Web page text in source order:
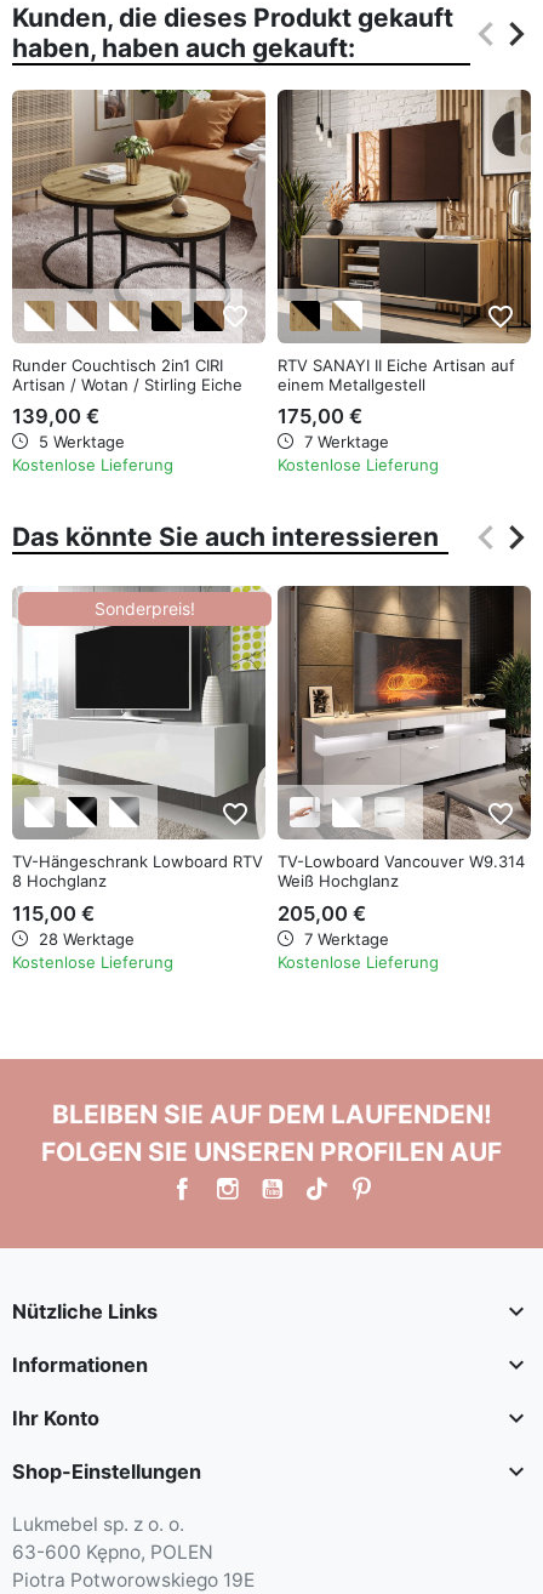
Kunden, die dieses Produkt gekauft
haben, haben auch gekauft:
keyboard_arrow_left
keyboard_arrow_right
favorite_border
Runder Couchtisch 2in1 CIRI
Artisan / Wotan / Stirling Eiche
139,00 €
5 Werktage
Kostenlose Lieferung
favorite_border
RTV SANAYI II Eiche Artisan auf
einem Metallgestell
175,00 €
7 Werktage
Kostenlose Lieferung
Das könnte Sie auch interessieren keyboard_arrow_left
keyboard_arrow_right
Sonderpreis!
favorite_border
TV-Hängeschrank Lowboard RTV
8 Hochglanz
115,00 €
28 Werktage
Kostenlose Lieferung
favorite_border
TV-Lowboard Vancouver W9.314
Weiß Hochglanz
205,00 €
7 Werktage
Kostenlose Lieferung
BLEIBEN SIE AUF DEM LAUFENDEN!
FOLGEN SIE UNSEREN PROFILEN AUF
Nützliche Links 
Informationen 
Ihr Konto 
Shop-Einstellungen 
Lukmebel sp. z o. o.
63-600 Kępno, POLEN
Piotra Potworowskiego 19E